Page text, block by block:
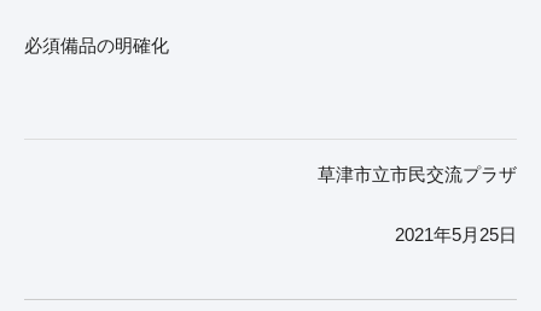
必須備品の明確化
草津市立市民交流プラザ
2021年5月25日